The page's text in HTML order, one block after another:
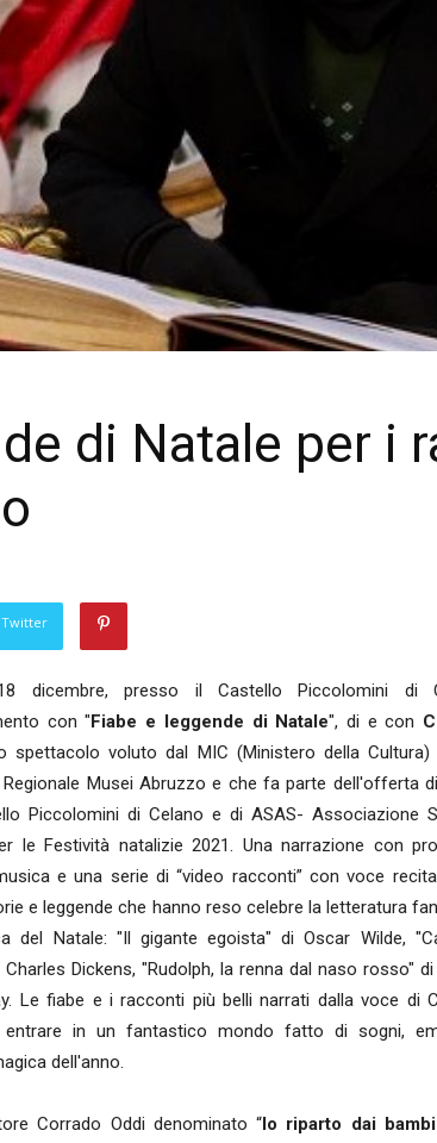
di Natale per i
dicembre, presso il Castello Piccolomini di
con " Fiabe e leggende di Natale", di e con
spettacolo voluto dal MIC (Ministero della Cultura)
Regionale Musei Abruzzo e che fa parte dell'offerta
Piccolomini di Celano e di ASAS- Associazione
le Festività natalizie 2021. Una narrazione con
e una serie di “video racconti” con voce
e leggende che hanno reso celebre la letteratura
del Natale: "Il gigante egoista" di Oscar Wilde,
Charles Dickens, "Rudolph, la renna dal naso rosso"
Le fiabe e i racconti più belli narrati dalla voce di
entrare in un fantastico mondo fatto di sogni,
dell'anno.
Corrado Oddi denominato “ Io riparto dai